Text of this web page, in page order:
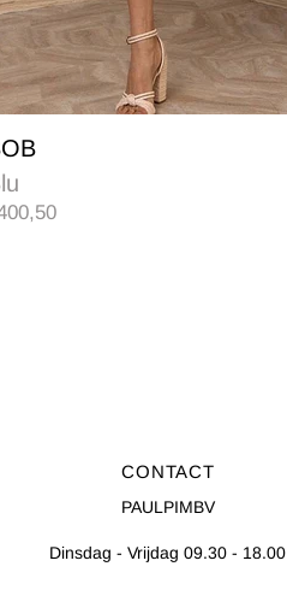
CONTACT
PAULPIMBV
Dinsdag - Vrijdag 09.30 - 18.00